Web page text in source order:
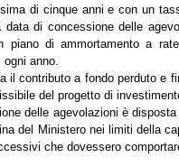
di cinque anni e con un
data di concessione delle
piano di ammortamento a
ogni anno.
il contributo a fondo perduto e
del progetto di
delle agevolazioni è
del Ministero nei limiti della
che dovessero